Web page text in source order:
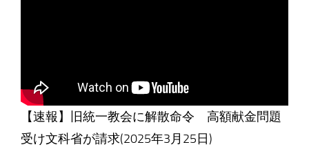
【速報】旧統一教会に解散命令 高額献金問題
受け文科省が請求(2025年3月25日)